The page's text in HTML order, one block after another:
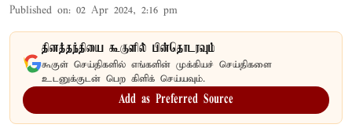
Published on: 02 Apr 2024, 2:16 pm
தினத்தந்தியை கூகுளில் பின்தொடரவும்
கூகுள் செய்திகளில் எங்களின் முக்கியச் செய்திகளை
உடனுக்குடன் பெற கிளிக் செய்யவும்.
Add as Preferred Source